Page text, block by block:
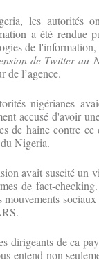
les autorités
a été rendue
de
de Twitter
de l’agence.
nigérianes
accusé d'avoir
de haine contre
Nigeria.
avait suscité un
de fact-
mouvements
dirigeants de ca
entend non